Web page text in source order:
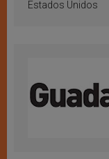
Estados Unidos